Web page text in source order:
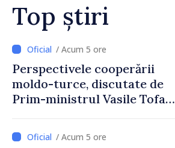
Top știri
/ Acum 2 ore
Forumul Diasporei //
Republica Moldova,
promovată în Elveția
/ Acum 5 ore